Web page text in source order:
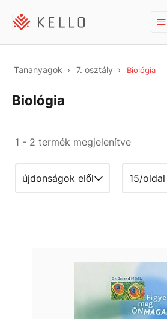
Tananyagok 7. osztály Biológia
Biológia
1 - 2 termék megjelenítve